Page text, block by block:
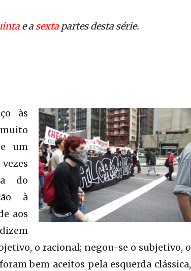
e a sexta partes desta série.
às
um
do
à
aos
o racional; negou-se o subjetivo, o
bem aceitos pela esquerda clássica,